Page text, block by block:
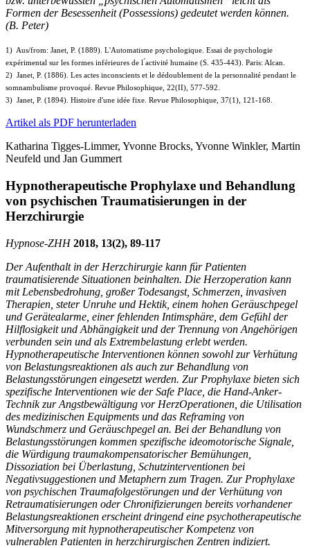
Formen der Besessenheit (Possessions) gedeutet werden können.
(B. Peter)
1) Aus/from: Janet, P. (1889). L'Automatisme psychologique. Essai de psychologie
expérimental sur les formes inférieures de l ́activité humaine (S. 435-443). Paris: Alcan.
2) Janet, P. (1886). Les actes inconscients et le dédoublement de la personnalité pendant le
somnambulisme provoqué. Revue Philosophique, 22(II), 577-592.
3) Janet, P. (1894). Histoire d'une idée fixe. Revue Philosophique, 37(1), 121-168.
Artikel als PDF herunterladen
Katharina Tigges-Limmer, Yvonne Brocks, Yvonne Winkler, Martin
Neufeld und Jan Gummert
Hypnotherapeutische Prophylaxe und Behandlung
von psychischen Traumatisierungen in der
Herzchirurgie
Hypnose-ZHH2018, 13(2), 89-117
Der Aufenthalt in der Herzchirurgie kann für Patienten
traumatisierende Situationen beinhalten. Die Herzoperation kann
mit Lebensbedrohung, großer Todesangst, Schmerzen, invasiven
Therapien, steter Unruhe und Hektik, einem hohen Geräuschpegel
und Gerätealarme, einer fehlenden Intimsphäre, dem Gefühl der
Hilflosigkeit und Abhängigkeit und der Trennung von Angehörigen
verbunden sein und als Extrembelastung erlebt werden.
Hypnotherapeutische Interventionen können sowohl zur Verhütung
von Belastungsreaktionen als auch zur Behandlung von
Belastungsstörungen eingesetzt werden. Zur Prophylaxe bieten sich
spezifische Interventionen wie der Safe Place, die Hand-Anker-
Technik zur Angstbewältigung vor HerzOperationen, die Utilisation
des medizinischen Equipments und das Reframing von
Wundschmerz und Geräuschpegel an. Bei der Behandlung von
Belastungsstörungen kommen spezifische ideomotorische Signale,
die Würdigung traumakompensatorischer Bemühungen,
Dissoziation bei Überlastung, Schutzinterventionen bei
Negativsuggestionen und Metaphern zum Tragen. Zur Prophylaxe
von psychischen Traumafolgestörungen und der Verhütung von
Retraumatisierungen oder Chronifizierungen bereits vorhandener
Belastungsreaktionen erscheint dringend eine psychotherapeutische
Mitversorgung mit hypnotherapeutischer Kompetenz von
vulnerablen Patienten in herzchirurgischen Zentren indiziert.